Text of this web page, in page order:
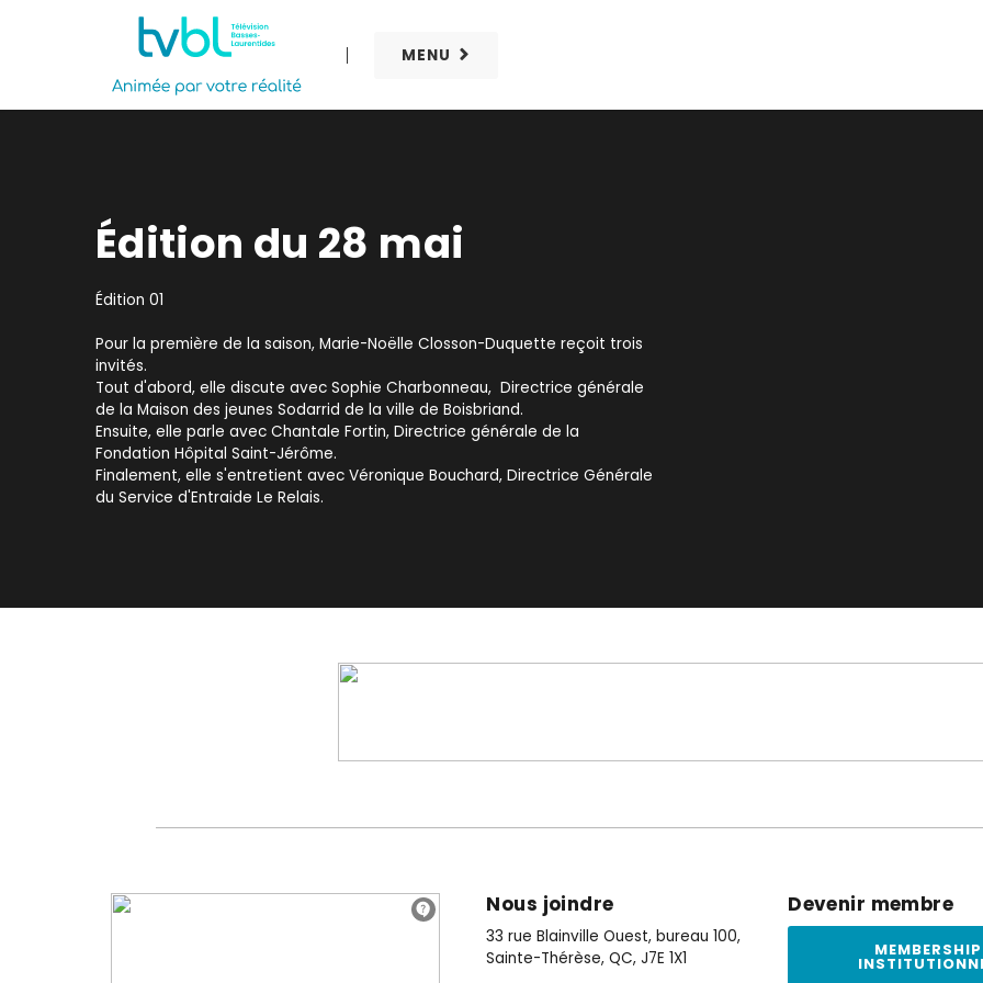
MENU
Édition du 28 mai
Édition 01
Pour la première de la saison, Marie-Noëlle Closson-Duquette reçoit trois
invités.
Tout d'abord, elle discute avec Sophie Charbonneau, Directrice générale
de la Maison des jeunes Sodarrid de la ville de Boisbriand.
Ensuite, elle parle avec Chantale Fortin, Directrice générale de la
Fondation Hôpital Saint-Jérôme.
Finalement, elle s'entretient avec Véronique Bouchard, Directrice Générale
du Service d'Entraide Le Relais.
Nous joindre
33 rue Blainville Ouest, bureau 100,
Sainte-Thérèse, QC, J7E 1X1
Devenir membre
MEMBERSHIP